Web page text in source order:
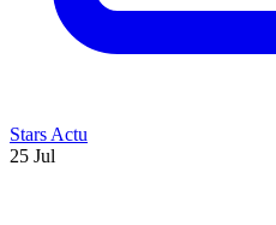
Stars Actu
25 Jul